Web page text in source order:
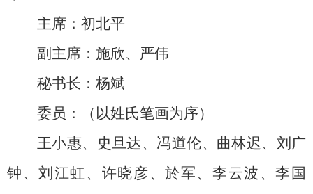
主席：初北平
副主席：施欣、严伟
秘书长：杨斌
委员：（以姓氏笔画为序）
王小惠、史旦达、冯道伦、曲林迟、刘广
钟、刘江虹、许晓彦、於军、李云波、李国